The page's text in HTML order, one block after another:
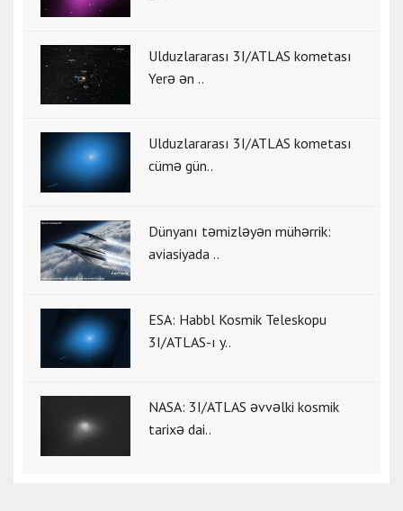
Ulduzlararası 3I/ATLAS kometası
Yerə ən ..
Ulduzlararası 3I/ATLAS kometası
cümə gün..
Dünyanı təmizləyən mühərrik:
aviasiyada ..
ESA: Habbl Kosmik Teleskopu
3I/ATLAS-ı y..
NASA: 3I/ATLAS əvvəlki kosmik
tarixə dai..